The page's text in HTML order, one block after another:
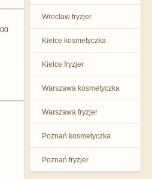
Wrocław fryzjer
Kielce kosmetyczka
Kielce fryzjer
Warszawa kosmetyczka
Warszawa fryzjer
Poznań kosmetyczka
Poznań fryzjer